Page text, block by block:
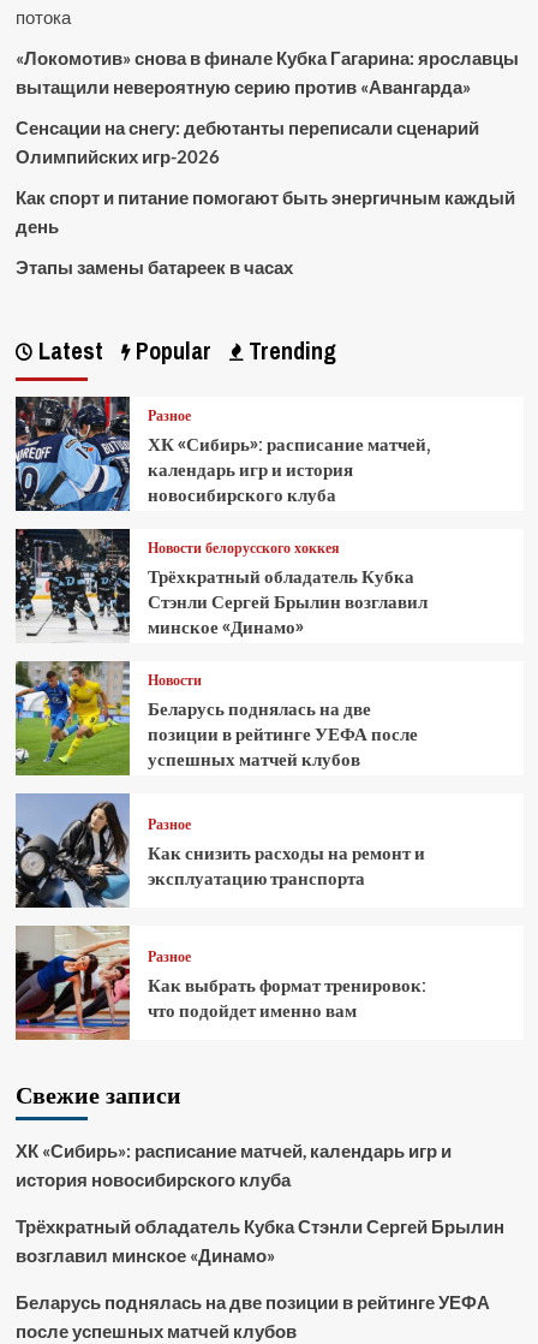
потока
«Локомотив» снова в финале Кубка Гагарина: ярославцы
вытащили невероятную серию против «Авангарда»
Сенсации на снегу: дебютанты переписали сценарий
Олимпийских игр-2026
Как спорт и питание помогают быть энергичным каждый
день
Этапы замены батареек в часах
Latest Popular Trending
Разное
ХК «Сибирь»: расписание матчей,
календарь игр и история
новосибирского клуба
Новости белорусского хоккея
Трёхкратный обладатель Кубка
Стэнли Сергей Брылин возглавил
минское «Динамо»
Новости
Беларусь поднялась на две
позиции в рейтинге УЕФА после
успешных матчей клубов
Разное
Как снизить расходы на ремонт и
эксплуатацию транспорта
Разное
Как выбрать формат тренировок:
что подойдет именно вам
Свежие записи
ХК «Сибирь»: расписание матчей, календарь игр и
история новосибирского клуба
Трёхкратный обладатель Кубка Стэнли Сергей Брылин
возглавил минское «Динамо»
Беларусь поднялась на две позиции в рейтинге УЕФА
после успешных матчей клубов